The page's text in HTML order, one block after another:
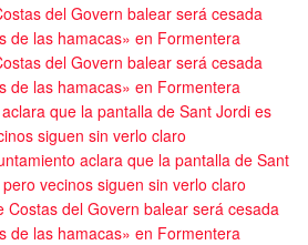
del Govern balear será cesada
de las hamacas» en Formentera
del Govern balear será cesada
de las hamacas» en Formentera
que la pantalla de Sant Jordi es
siguen sin verlo claro
aclara que la pantalla de Sant
vecinos siguen sin verlo claro
Costas del Govern balear será cesada
de las hamacas» en Formentera